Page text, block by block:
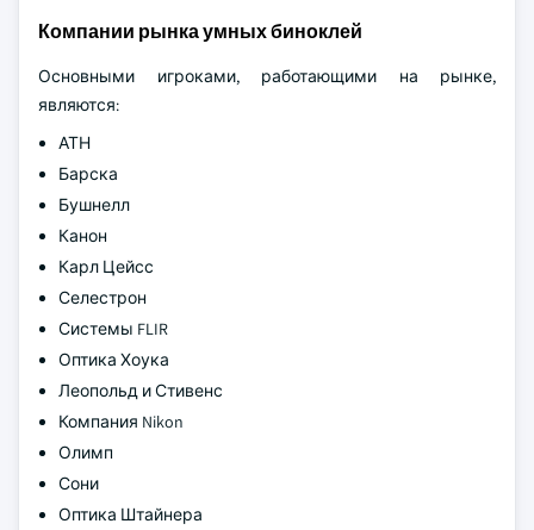
Компании рынка умных биноклей
Основными игроками, работающими на рынке,
являются:
АТН
Барска
Бушнелл
Канон
Карл Цейсс
Селестрон
Системы FLIR
Оптика Хоука
Леопольд и Стивенс
Компания Nikon
Олимп
Сони
Оптика Штайнера